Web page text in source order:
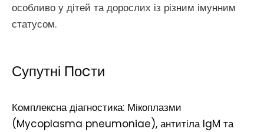
особливо у дітей та дорослих із різним імунним
статусом.
Супутні Поcти
Комплексна діагностика: Мікоплазми
(Mycoplasma pneumoniae), антитіла IgM та